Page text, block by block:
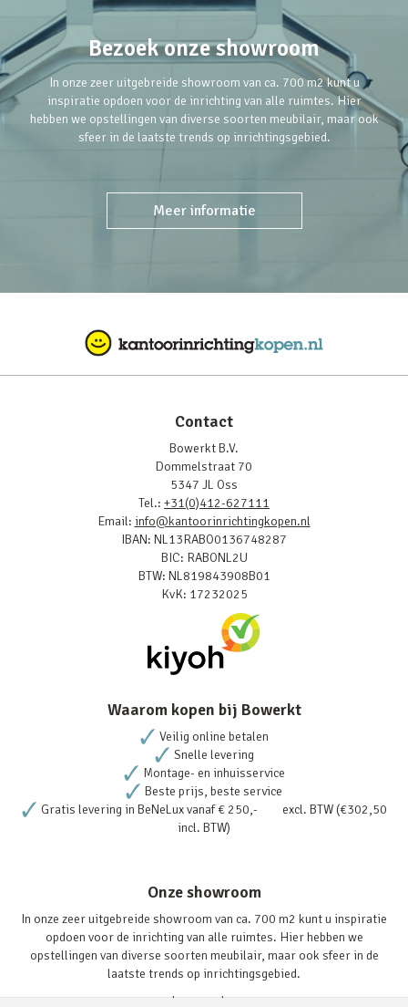
Bezoek onze showroom
In onze zeer uitgebreide showroom van ca. 700 m2 kunt u
inspiratie opdoen voor de inrichting van alle ruimtes. Hier
hebben we opstellingen van diverse soorten meubilair, maar ook
sfeer in de laatste trends op inrichtingsgebied.
Meer informatie
Contact
Bowerkt B.V.
Dommelstraat 70
5347 JL Oss
Tel.: +31(0)412-627111
Email: info@kantoorinrichtingkopen.nl
IBAN: NL13RABO0136748287
BIC: RABONL2U
BTW: NL819843908B01
KvK: 17232025
Waarom kopen bij Bowerkt
Veilig online betalen
Snelle levering
Montage- en inhuisservice
Beste prijs, beste service
Gratis levering in BeNeLux vanaf € 250,- excl. BTW (€302,50
incl. BTW)
Onze showroom
In onze zeer uitgebreide showroom van ca. 700 m2 kunt u inspiratie
opdoen voor de inrichting van alle ruimtes. Hier hebben we
opstellingen van diverse soorten meubilair, maar ook sfeer in de
laatste trends op inrichtingsgebied.
Lees verder